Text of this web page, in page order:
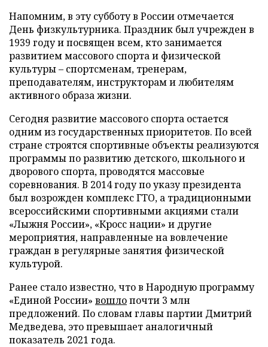
Напомним, в эту субботу в России отмечается
День физкультурника. Праздник был учрежден в
1939 году и посвящен всем, кто занимается
развитием массового спорта и физической
культуры – спортсменам, тренерам,
преподавателям, инструкторам и любителям
активного образа жизни.
Сегодня развитие массового спорта остается
одним из государственных приоритетов. По всей
стране строятся спортивные объекты реализуются
программы по развитию детского, школьного и
дворового спорта, проводятся массовые
соревнования. В 2014 году по указу президента
был возрожден комплекс ГТО, а традиционными
всероссийскими спортивными акциями стали
«Лыжня России», «Кросс нации» и другие
мероприятия, направленные на вовлечение
граждан в регулярные занятия физической
культурой.
Ранее стало известно, что в Народную программу
«Единой России» вошлопочти 3 млн
предложений. По словам главы партии Дмитрий
Медведева, это превышает аналогичный
показатель 2021 года.